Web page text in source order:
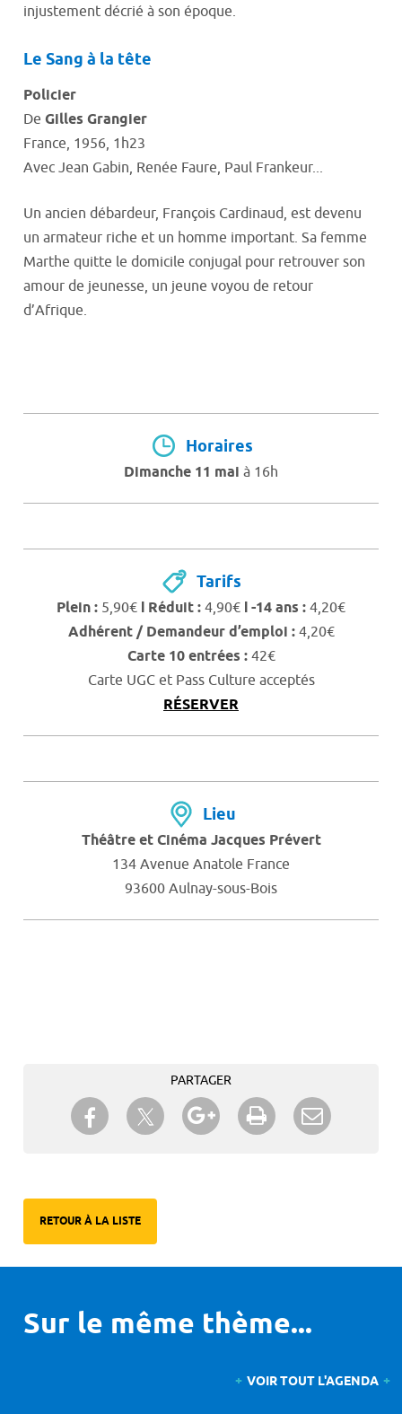
injustement décrié à son époque.
Le Sang à la tête
Policier
De Gilles Grangier
France, 1956, 1h23
Avec Jean Gabin, Renée Faure, Paul Frankeur...
Un ancien débardeur, François Cardinaud, est devenu
un armateur riche et un homme important. Sa femme
Marthe quitte le domicile conjugal pour retrouver son
amour de jeunesse, un jeune voyou de retour
d’Afrique.
Horaires
Dimanche 11 mai à 16h
Tarifs
Plein : 5,90€ Ι Réduit : 4,90€ Ι -14 ans : 4,20€
Adhérent / Demandeur d’emploi : 4,20€
Carte 10 entrées : 42€
Carte UGC et Pass Culture acceptés
RÉSERVER
Lieu
Théâtre et Cinéma Jacques Prévert
134 Avenue Anatole France
93600 Aulnay-sous-Bois
PARTAGER
Partager sur Facebook
Partager sur TwitterPartager sur Google+
Imprimer
RETOUR À LA LISTE
Sur le même thème...
VOIR TOUT L'AGENDA